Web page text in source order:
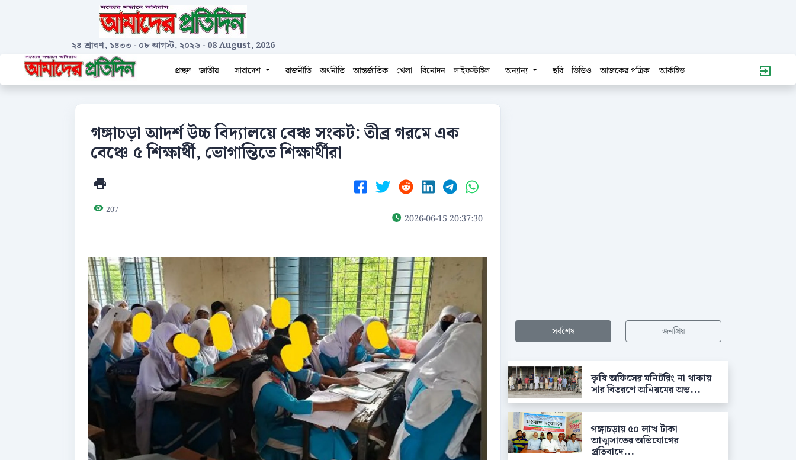
২৪ শ্রাবণ, ১৪৩৩ - ০৮ আগস্ট, ২০২৬- 08 August, 2026
প্রচ্ছদ
জাতীয় সারাদেশ রাজনীতি অর্থনীতি আন্তর্জাতিক খেলা বিনোদন লাইফস্টাইল অন্যান্য ছবি ভিডিও আজকের পত্রিকা আর্কাইভ
গঙ্গাচড়া আদর্শ উচ্চ বিদ্যালয়ে বেঞ্চ সংকট: তীব্র গরমে এক
বেঞ্চে ৫ শিক্ষার্থী, ভোগান্তিতে শিক্ষার্থীরা
207
2026-06-15 20:37:30
সর্বশেষ জনপ্রিয়
কৃষি অফিসের মনিটরিং না থাকায়
সার বিতরণে অনিয়মের অভ...
গঙ্গাচড়ায় ৫০ লাখ টাকা
আত্মসাতের অভিযোগের
প্রতিবাদে...